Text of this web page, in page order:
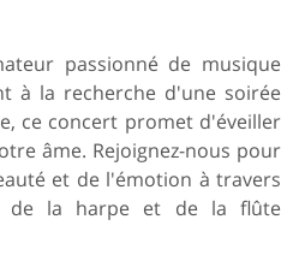
passionné de musique
à la recherche d'une soirée
ce concert promet d'éveiller
âme. Rejoignez-nous pour
et de l'émotion à travers
de la harpe et de la flûte